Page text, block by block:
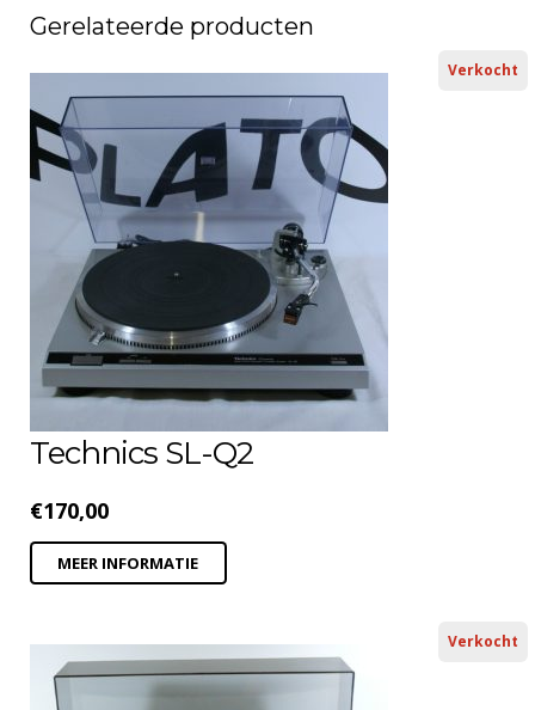
Gerelateerde producten
Verkocht
Technics SL-Q2
€170,00
MEER INFORMATIE
Verkocht